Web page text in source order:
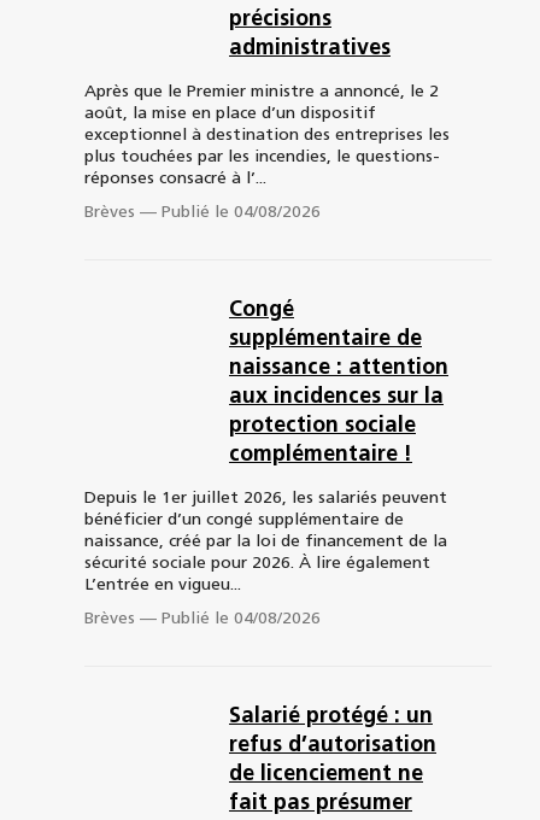
précisions
administratives
Après que le Premier ministre a annoncé, le 2
août, la mise en place d’un dispositif
exceptionnel à destination des entreprises les
plus touchées par les incendies, le questions-
réponses consacré à l’...
Brèves — Publié le 04/08/2026
Congé
supplémentaire de
naissance : attention
aux incidences sur la
protection sociale
complémentaire !
Depuis le 1er juillet 2026, les salariés peuvent
bénéficier d’un congé supplémentaire de
naissance, créé par la loi de financement de la
sécurité sociale pour 2026. À lire également
L’entrée en vigueu...
Brèves — Publié le 04/08/2026
Salarié protégé : un
refus d’autorisation
de licenciement ne
fait pas présumer